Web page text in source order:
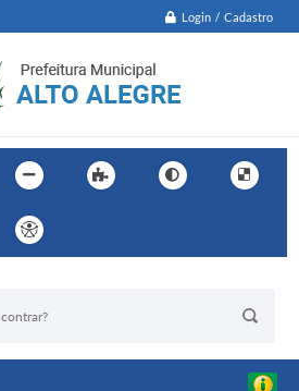
Login / Cadastro